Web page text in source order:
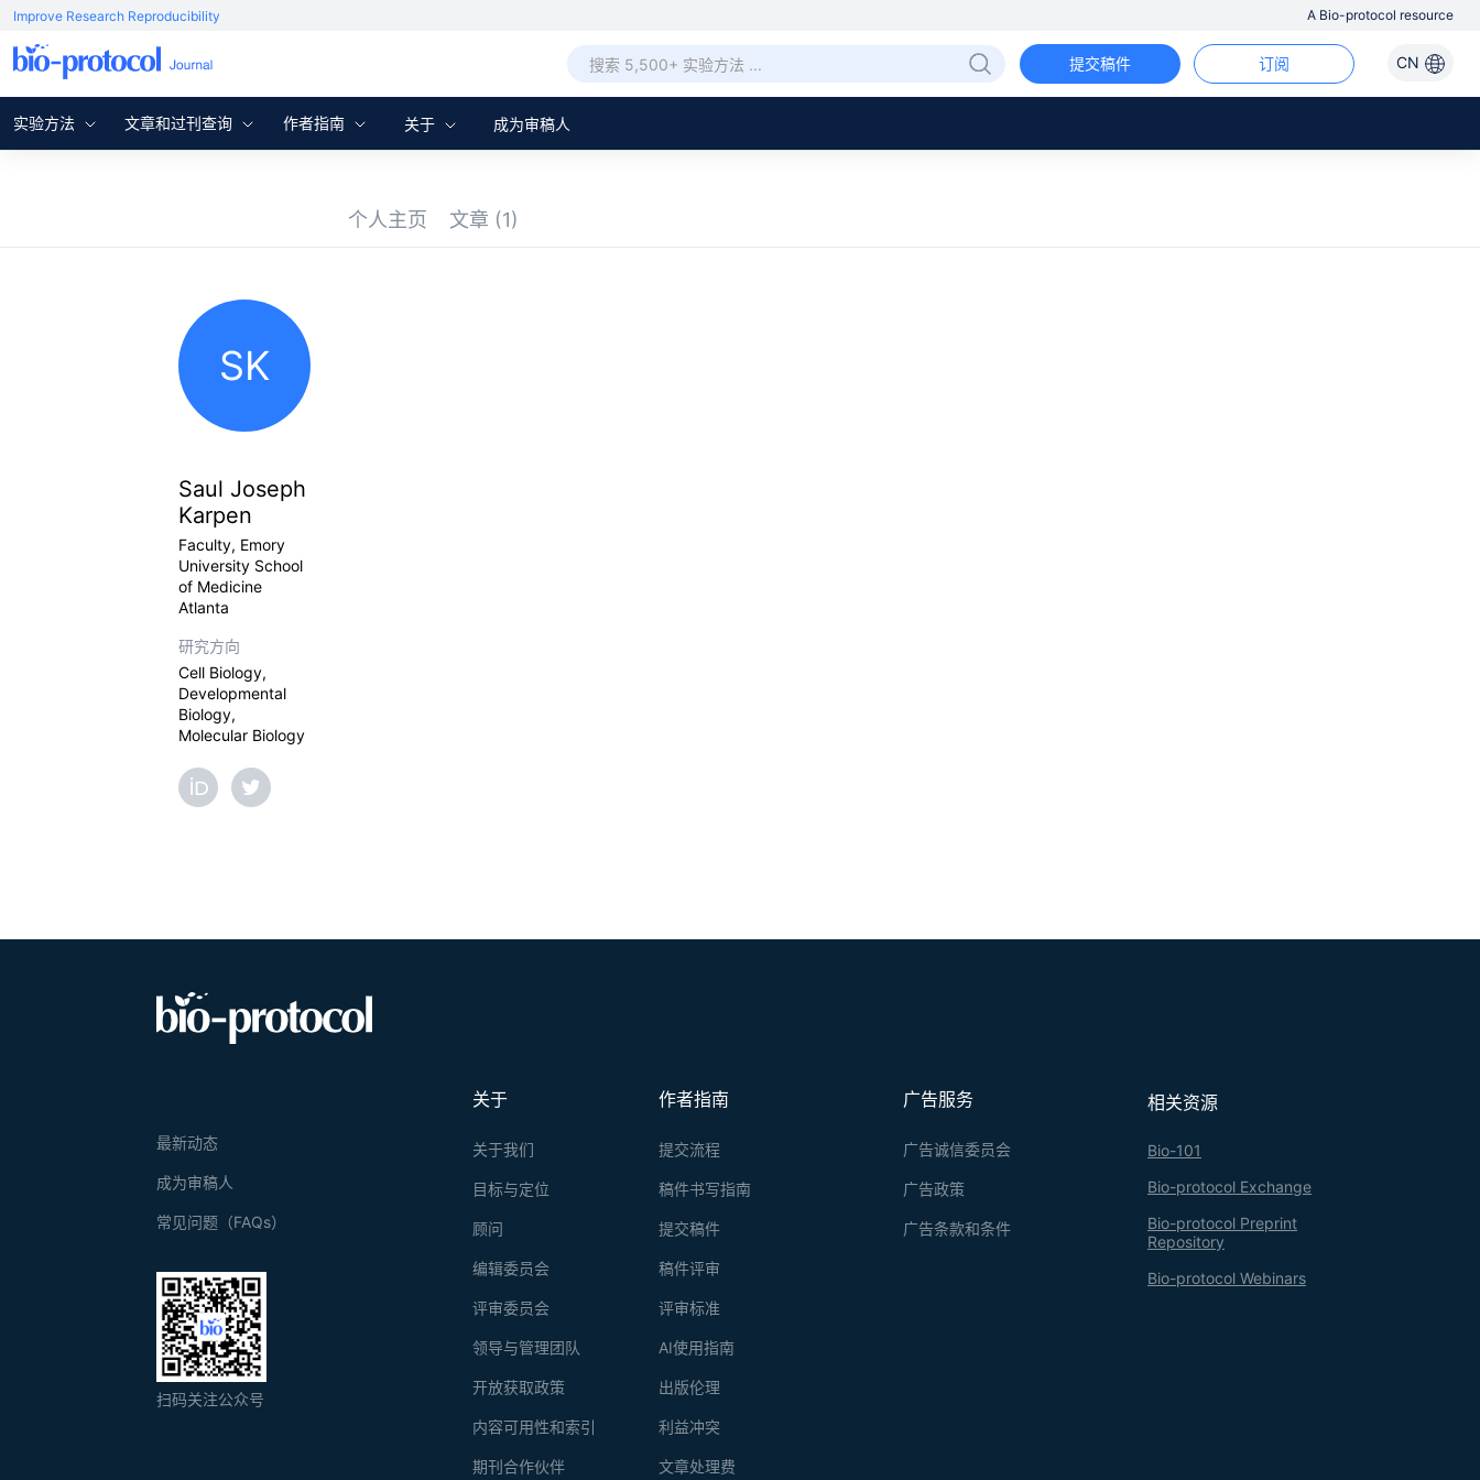
Improve Research Reproducibility A Bio-protocol resource
CN
订阅
提交稿件
实验方法 文章和过刊查询 作者指南 关于 成为审稿人
个人主页 文章 (1)
SK
Saul Joseph
Karpen
Faculty, Emory
University School
of Medicine
Atlanta
研究方向
Cell Biology,
Developmental
Biology,
Molecular Biology
相关资源
Bio-101
Bio-protocol Exchange
Bio-protocol Preprint
Repository
Bio-protocol Webinars
广告服务
广告诚信委员会
广告政策
广告条款和条件
作者指南
提交流程
稿件书写指南
提交稿件
稿件评审
评审标准
AI使用指南
出版伦理
利益冲突
文章处理费
关于
关于我们
目标与定位
顾问
编辑委员会
评审委员会
领导与管理团队
开放获取政策
内容可用性和索引
期刊合作伙伴
最新动态
成为审稿人
常见问题（FAQs）
扫码关注公众号